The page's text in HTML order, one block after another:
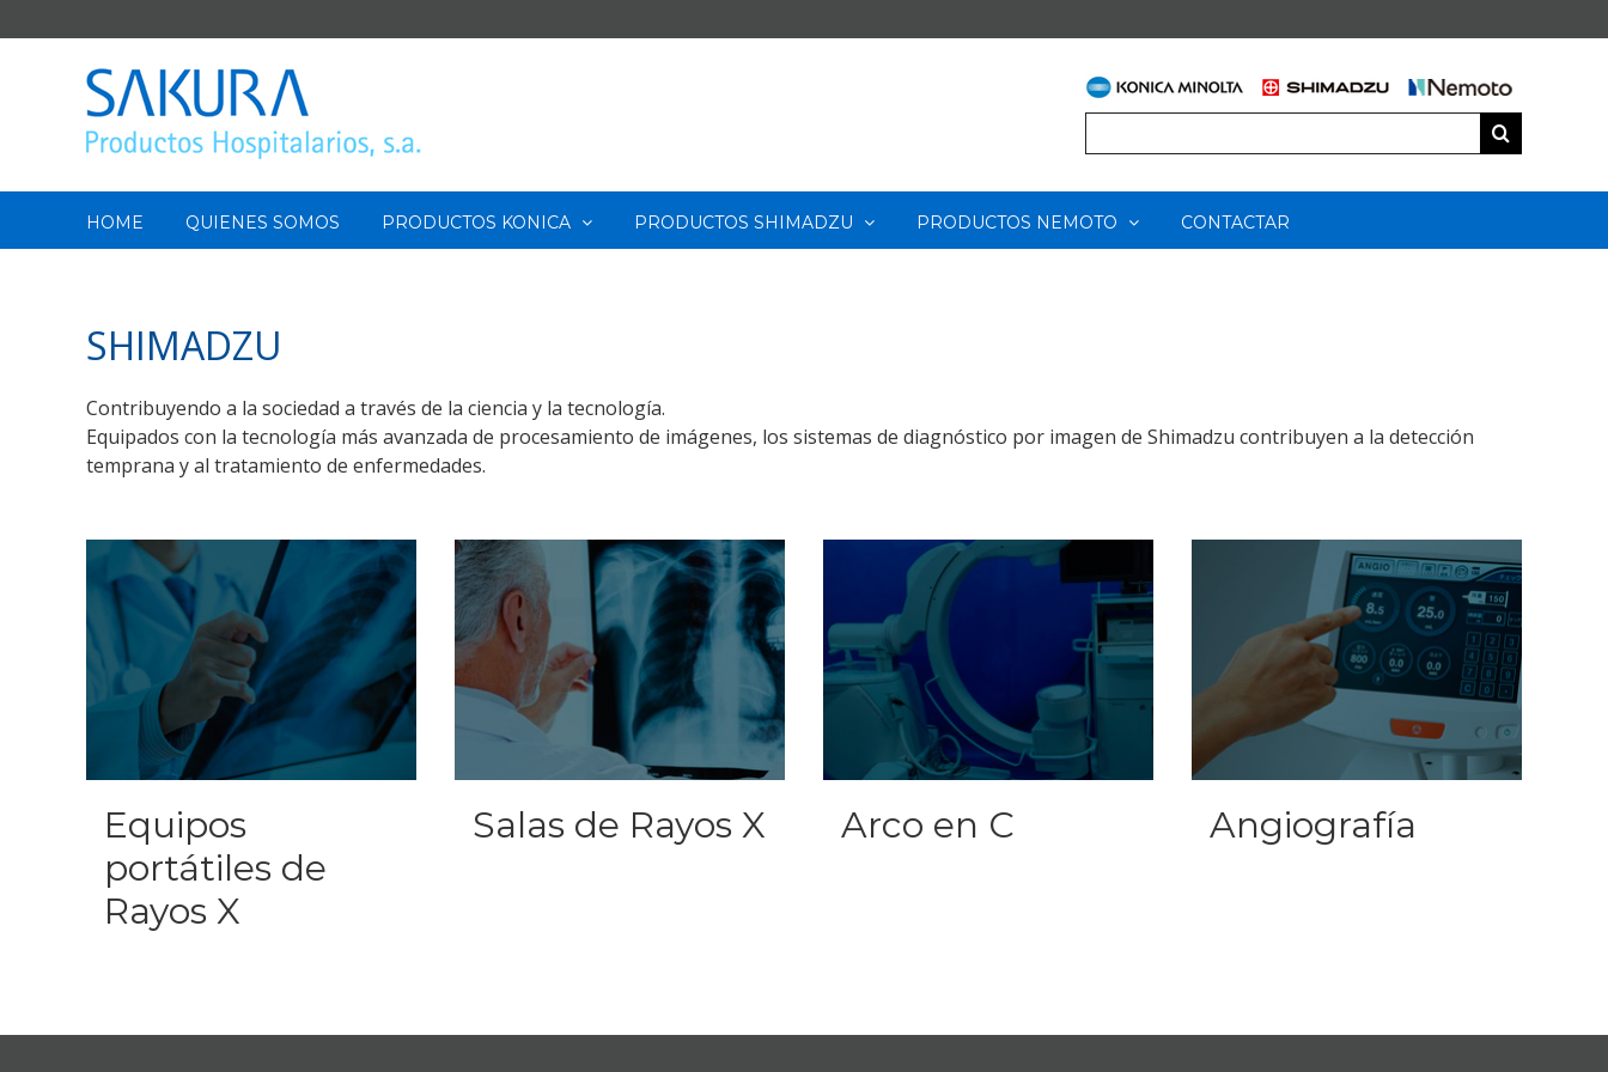
al
contenido
HOME QUIENES SOMOS PRODUCTOS KONICA PRODUCTOS SHIMADZU PRODUCTOS NEMOTO CONTACTAR
SHIMADZU
Contribuyendo a la sociedad a través de la ciencia y la tecnología.
Equipados con la tecnología más avanzada de procesamiento de imágenes, los sistemas de diagnóstico por imagen de Shimadzu contribuyen a la detección
temprana y al tratamiento de enfermedades.
Equipos
portátiles de
Rayos X
Salas de Rayos X Arco en C Angiografía